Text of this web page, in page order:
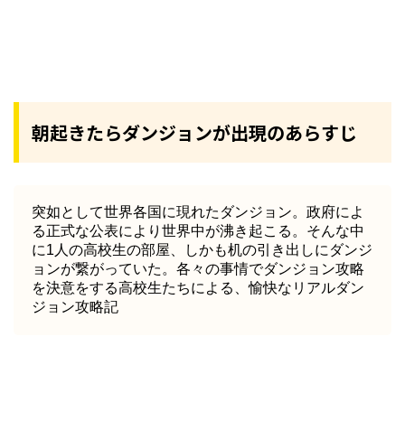
朝起きたらダンジョンが出現のあらすじ
突如として世界各国に現れたダンジョン。政府によ
る正式な公表により世界中が沸き起こる。そんな中
に1人の高校生の部屋、しかも机の引き出しにダンジ
ョンが繋がっていた。各々の事情でダンジョン攻略
を決意をする高校生たちによる、愉快なリアルダン
ジョン攻略記